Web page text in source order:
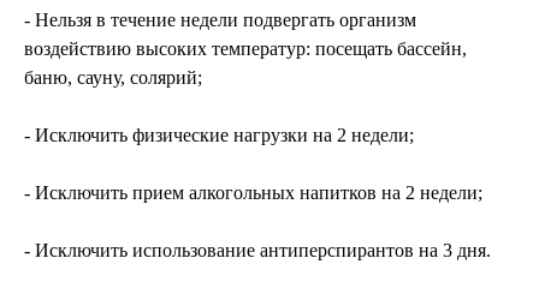
- Нельзя в течение недели подвергать организм
воздействию высоких температур: посещать бассейн,
баню, сауну, солярий;
- Исключить физические нагрузки на 2 недели;
- Исключить прием алкогольных напитков на 2 недели;
- Исключить использование антиперспирантов на 3 дня.